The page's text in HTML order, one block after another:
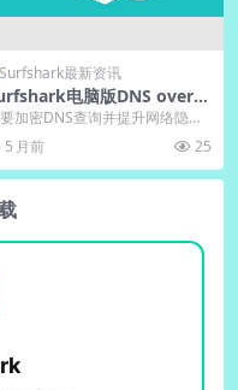
Surfshark最新资讯
电脑版DNS over H
功能启用
加密DNS查询并提升网络隐
Surfshark电脑版的DNS over
5 月前 25